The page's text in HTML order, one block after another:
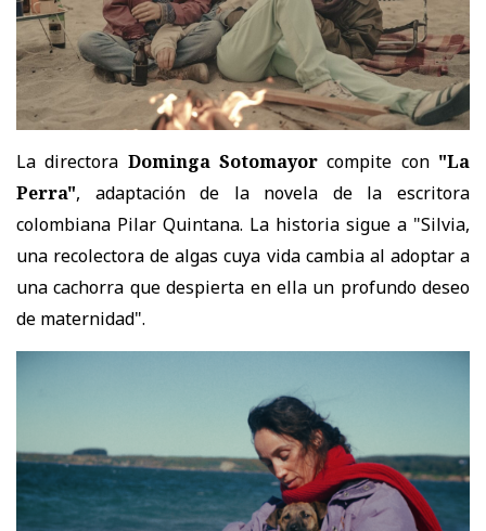
La directora Dominga Sotomayor compite con "La
Perra", adaptación de la novela de la escritora
colombiana Pilar Quintana. La historia sigue a "Silvia,
una recolectora de algas cuya vida cambia al adoptar a
una cachorra que despierta en ella un profundo deseo
de maternidad".